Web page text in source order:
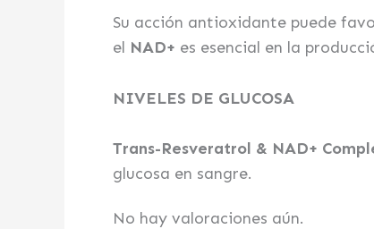
Su acción antioxidante puede
el NAD+ es esencial en la
NIVELES DE GLUCOSA
Trans-Resveratrol & NAD+
glucosa en sangre.
No hay valoraciones aún.